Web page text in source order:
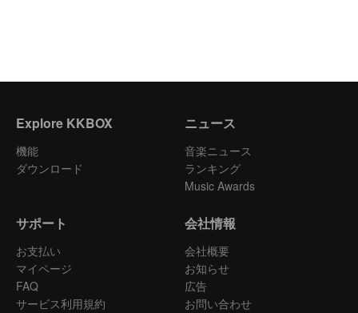
Explore KKBOX
機能
ダウンロード
ニュース
音楽ニュース
ランキング
Music Awards
サポート
お支払い
マイページ
FAQ
サービス利用規約
会社情報
会社概要
お知らせ
広告
お問い合わせ